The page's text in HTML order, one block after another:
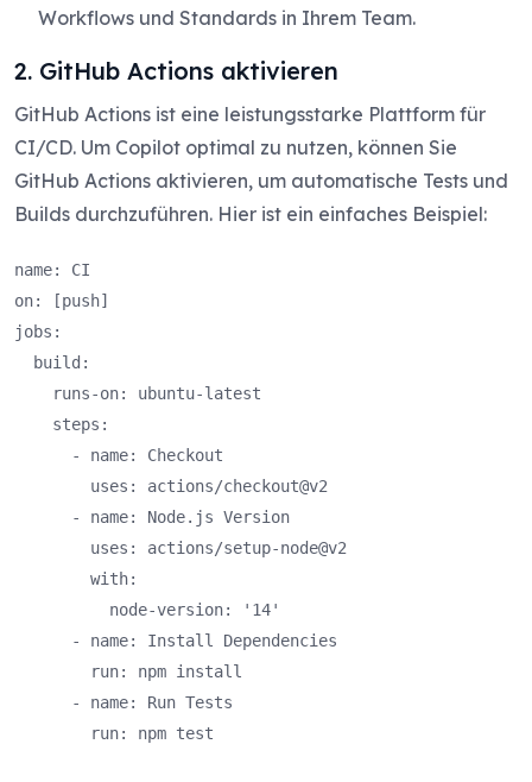
Workflows und Standards in Ihrem Team.
2. GitHub Actions aktivieren
GitHub Actions ist eine leistungsstarke Plattform für
CI/CD. Um Copilot optimal zu nutzen, können Sie
GitHub Actions aktivieren, um automatische Tests und
Builds durchzuführen. Hier ist ein einfaches Beispiel:
name: CI
on: [push]
jobs:
  build:
    runs-on: ubuntu-latest
    steps:
      - name: Checkout
        uses: actions/checkout@v2
      - name: Node.js Version
        uses: actions/setup-node@v2
        with:
          node-version: '14'
      - name: Install Dependencies
        run: npm install
      - name: Run Tests
        run: npm test